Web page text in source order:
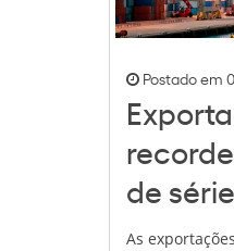
Postado em
de
As